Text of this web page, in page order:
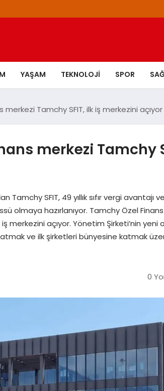
YAŞAM TEKNOLOJI SPOR
merkezi Tamchy SFIT, ilk iş merkezini açıyor
merkezi Tamchy
Tamchy SFIT, 49 yıllık sıfır vergi avantajı
olmaya hazırlanıyor. Tamchy Özel Finans
iş merkezini açıyor. Yönetim Şirketi’nin
ve ilk şirketleri bünyesine katmak üzere
0